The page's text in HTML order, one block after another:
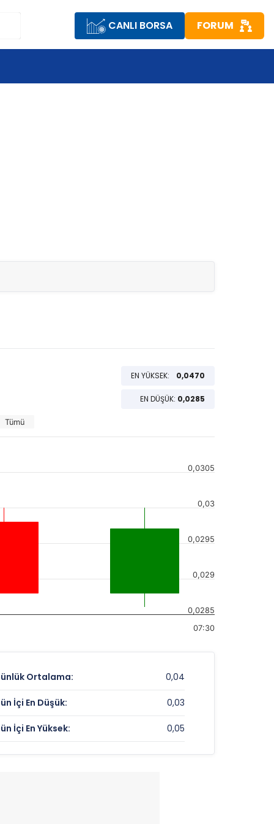
CANLI BORSA FORUM
EN YÜKSEK: 0,0470
EN DÜŞÜK: 0,0285
Tümü
07:30
0,0285
0,029
0,0295
0,03
0,0305
Ortalama: 0,04
İçi En Düşük: 0,03
İçi En Yüksek: 0,05